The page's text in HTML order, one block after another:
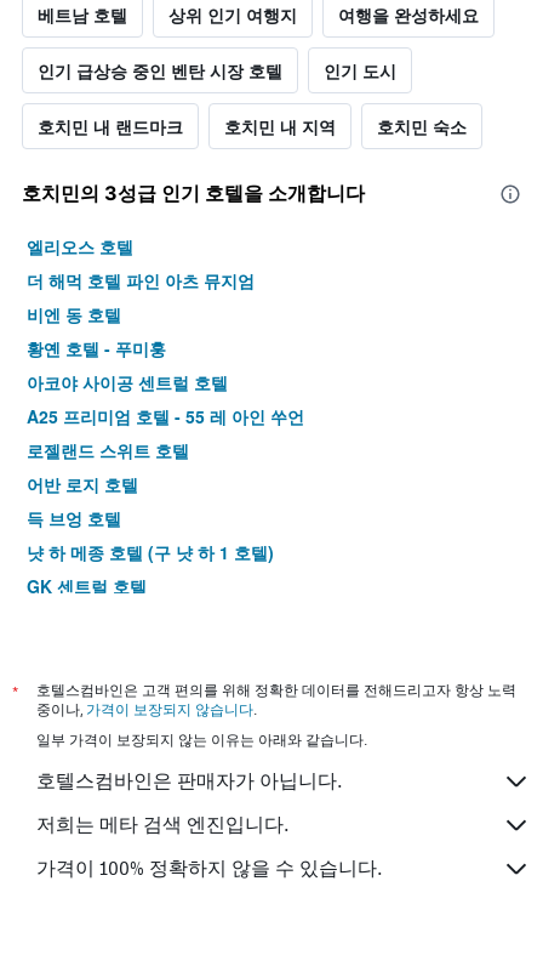
베트남 호텔 상위 인기 여행지 여행을 완성하세요
인기 급상승 중인 벤탄 시장 호텔 인기 도시
호치민 내 랜드마크 호치민 내 지역 호치민 숙소
호치민​의 3​성급 인기 호텔을 소개합니다
엘리오스 호텔
더 해먹 호텔 파인 아츠 뮤지엄
비엔 동 호텔
황옌 호텔 - 푸미훙
아코야 사이공 센트럴 호텔
A25 프리미엄 호텔 - 55 레 아인 쑤언
로젤랜드 스위트 호텔
어반 로지 호텔
득 브엉 호텔
냣 하 메종 호텔 (구 냣 하 1 호텔)
GK 센트럴 호텔
스프링 하우스 호텔 호치민 시티
초텔 벤탄
이비스 사이공 사우스
로즈랜드 코프 호텔
프라하 호텔
*
호텔스컴바인은 고객 편의를 위해 정확한 데이터를 전해드리고자 항상 노력
중이나, 가격이 보장되지 않습니다.
일부 가격이 보장되지 않는 이유는 아래와 같습니다.
호텔스컴바인은 판매자가 아닙니다.
저희는 메타 검색 엔진입니다.
가격이 100% 정확하지 않을 수 있습니다.